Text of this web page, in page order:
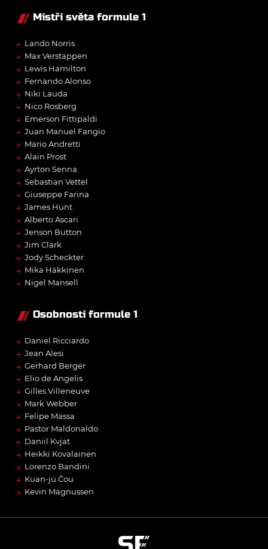
Mistři světa formule 1
→ Lando Norris
→ Max Verstappen
→ Lewis Hamilton
→ Fernando Alonso
→ Niki Lauda
→ Nico Rosberg
→ Emerson Fittipaldi
→ Juan Manuel Fangio
→ Mario Andretti
→ Alain Prost
→ Ayrton Senna
→ Sebastian Vettel
→ Giuseppe Farina
→ James Hunt
→ Alberto Ascari
→ Jenson Button
→ Jim Clark
→ Jody Scheckter
→ Mika Häkkinen
→ Nigel Mansell
Osobnosti formule 1
→ Daniel Ricciardo
→ Jean Alesi
→ Gerhard Berger
→ Elio de Angelis
→ Gilles Villeneuve
→ Mark Webber
→ Felipe Massa
→ Pastor Maldonaldo
→ Daniil Kvjat
→ Heikki Kovalainen
→ Lorenzo Bandini
→ Kuan-jü Čou
→ Kevin Magnussen